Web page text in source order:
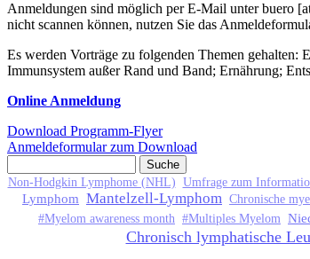
Anmeldungen sind möglich per E-Mail unterbuero
nicht scannen können, nutzen Sie das
Es werden Vorträge zu folgenden Themen
Immunsystem außer Rand und Band; Ernährung;
Online Anmeldung
Download Programm-Flyer
Anmeldeformular zum Download
Suchformular
Non-Hodgkin Lymphome (NHL) Umfrage zum
Lymphom Mantelzell-Lymphom Chronische
#Myelom awareness month #Multiples Myelom
Chronisch lymphatische